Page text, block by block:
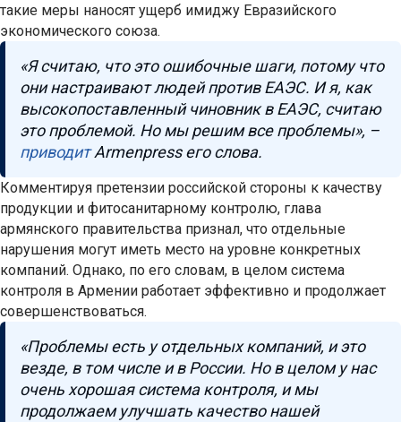
такие меры наносят ущерб имиджу Евразийского
экономического союза.
«Я считаю, что это ошибочные шаги, потому что
они настраивают людей против ЕАЭС. И я, как
высокопоставленный чиновник в ЕАЭС, считаю
это проблемой. Но мы решим все проблемы», –
приводитArmenpress его слова.
Комментируя претензии российской стороны к качеству
продукции и фитосанитарному контролю, глава
армянского правительства признал, что отдельные
нарушения могут иметь место на уровне конкретных
компаний. Однако, по его словам, в целом система
контроля в Армении работает эффективно и продолжает
совершенствоваться.
«Проблемы есть у отдельных компаний, и это
везде, в том числе и в России. Но в целом у нас
очень хорошая система контроля, и мы
продолжаем улучшать качество нашей